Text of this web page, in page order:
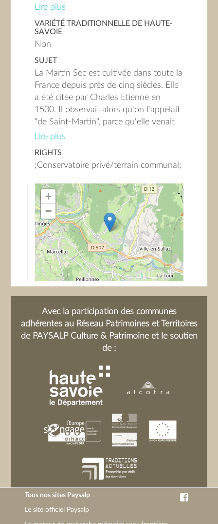
même plus tard (Les fruits de nos
montagnes de Savoie)
Lire plus
VARIÉTÉ TRADITIONNELLE DE HAUTE-
SAVOIE
Non
SUJET
La Martin Sec est cultivée dans toute la
France depuis près de cinq siècles. Elle
a été citée par Charles Etienne en
1530. Il observait alors qu'on l'appelait
"de Saint-Martin", parce qu'elle venait
justement à maturité vers l'époque où
Martin Sec, appelation provenant sans
doute de la nature cassante et peu
juteuse de la chair. La Martin Sec est
aujourd'hui encore bien répandue dans
toutes les Alpes.
Lire plus
RIGHTS
;Conservatoire privé/terrain communal;
+
−
Avec la participation des communes
adhérentes au Réseau Patrimoines et Territoires
de PAYSALP Culture & Patrimoine et le soutien
de :
Tous nos sites Paysalp
Le site officiel Paysalp